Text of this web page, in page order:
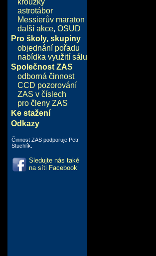
kroužky
astrotábor
Messierův maraton
další akce, OSUD
Pro školy, skupiny
objednání pořadu
nabídka využití sálu
Společnost ZAS
odborná činnost
CCD pozorování
ZAS v číslech
pro členy ZAS
Ke stažení
Odkazy
Činnost ZAS podporuje Petr
Stuchlík.
Sledujte nás také
na síti Facebook